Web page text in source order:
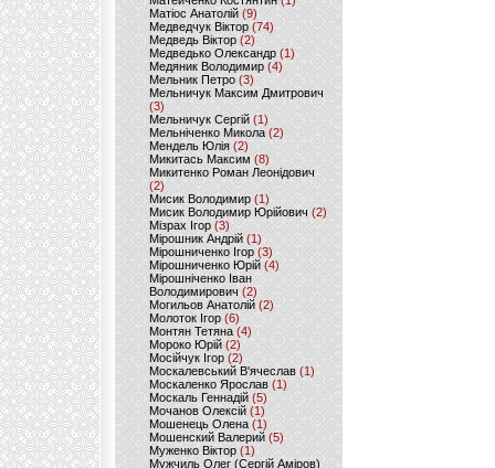
Матіос Анатолій (9)
Медведчук Віктор(74)
Медведь Віктор (2)
Медведько Олександр (1)
Медяник Володимир(4)
Мельник Петро (3)
Мельничук Максим Дмитрович
(3)
Мельничук Сергій (1)
Мельніченко Микола (2)
Мендель Юлія (2)
Микитась Максим (8)
Микитенко Роман Леонідович
(2)
Мисик Володимир (1)
Мисик Володимир Юрійович(2)
Мізрах Ігор(3)
Мірошник Андрій(1)
Мірошниченко Ігор (3)
Мірошниченко Юрій(4)
Мірошніченко Іван
Володимирович (2)
Могильов Анатолій (2)
Молоток Ігор (6)
Монтян Тетяна (4)
Мороко Юрій(2)
Мосійчук Ігор (2)
Москалевський В'ячеслав (1)
Москаленко Ярослав (1)
Москаль Геннадій (5)
Мочанов Олексій(1)
Мошенець Олена(1)
Мошенский Валерий (5)
Муженко Віктор (1)
Мужчиль Олег (Сергій Аміров)